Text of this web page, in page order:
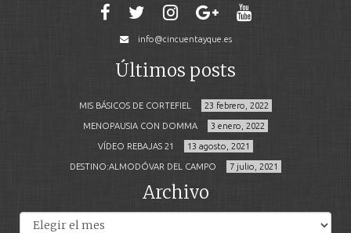
info@cincuentayque.es
Últimos posts
MIS BÁSICOS DE CORTEFIEL 23 febrero, 2022
MENOPAUSIA CON DOMMA 3 enero, 2022
VÍDEO REBAJAS 21 13 agosto, 2021
DESTINO:ALMODÓVAR DEL CAMPO 7 julio, 2021
Archivo